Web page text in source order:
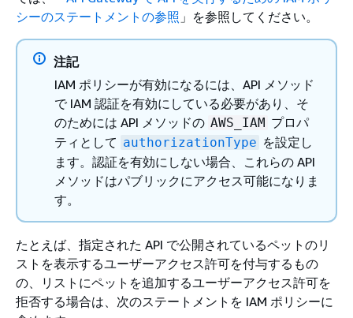
シーのステートメントの参照 」を参照してください。
注記
IAM ポリシーが有効になるには、API メソッド
で IAM 認証を有効にしている必要があり、そ
のためには API メソッドの AWS_IAM プロパ
ティとして authorizationType を設定し
ます。認証を有効にしない場合、これらの API
メソッドはパブリックにアクセス可能になりま
す。
たとえば、指定された API で公開されているペットのリ
ストを表示するユーザーアクセス許可を付与するもの
の、リストにペットを追加するユーザーアクセス許可を
拒否する場合は、次のステートメントを IAM ポリシーに